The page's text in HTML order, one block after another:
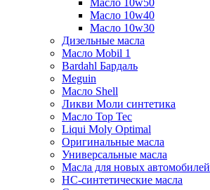
Масло 10w50
Масло 10w40
Масло 10w30
Дизельные масла
Масло Mobil 1
Bardahl Бардаль
Meguin
Масло Shell
Ликви Моли синтетика
Масло Top Tec
Liqui Moly Optimal
Оригинальные масла
Универсальные масла
Масла для новых автомобилей
HC-синтетические масла